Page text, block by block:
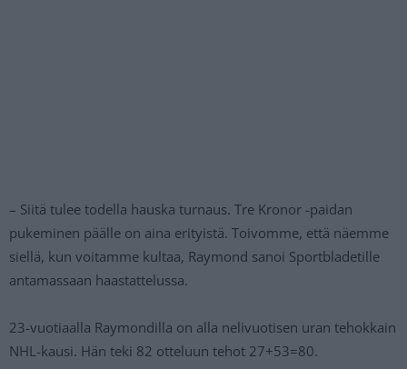
– Siitä tulee todella hauska turnaus. Tre Kronor -paidan
pukeminen päälle on aina erityistä. Toivomme, että näemme
siellä, kun voitamme kultaa, Raymond sanoi Sportbladetille
antamassaan haastattelussa.
23-vuotiaalla Raymondilla on alla nelivuotisen uran tehokkain
NHL-kausi. Hän teki 82 otteluun tehot 27+53=80.